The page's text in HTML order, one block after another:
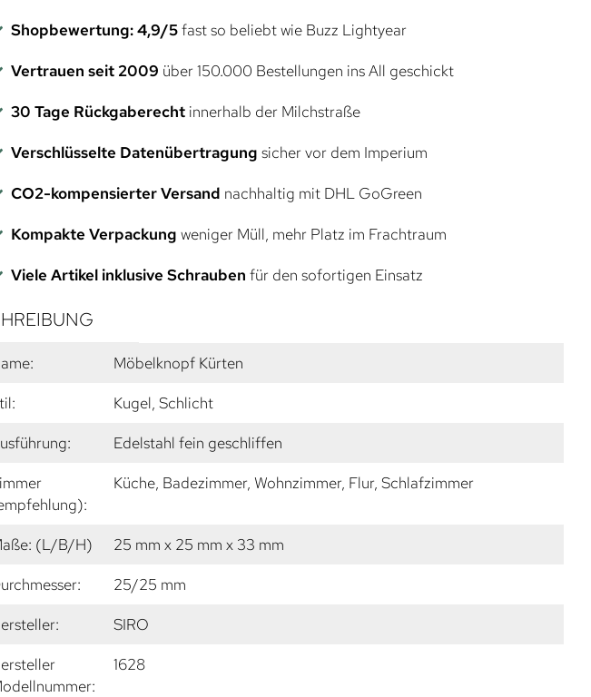
Shopbewertung: 4,9/5fast so beliebt wie Buzz Lightyear
Vertrauen seit 2009 über 150.000 Bestellungen ins All geschickt
30 Tage Rückgaberechtinnerhalb der Milchstraße
Verschlüsselte Datenübertragung sicher vor dem Imperium
CO2-kompensierter Versand nachhaltig mit DHL GoGreen
Kompakte Verpackung weniger Müll, mehr Platz im Frachtraum
Viele Artikel inklusive Schrauben für den sofortigen Einsatz
Möbelknopf Kürten
Kugel, Schlicht
Edelstahl fein geschliffen
Küche, Badezimmer, Wohnzimmer, Flur, Schlafzimmer
(L/B/H)
25 mm x 25 mm x 33 mm
25/25 mm
SIRO
1628